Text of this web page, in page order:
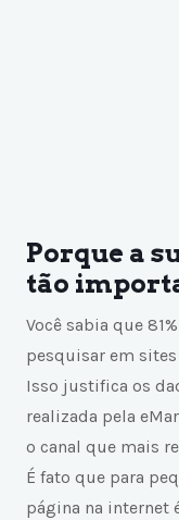
Porque a
tão
Você sabia que
pesquisar em
Isso justifica os
realizada pela
o canal que mais
É fato que para
página na internet